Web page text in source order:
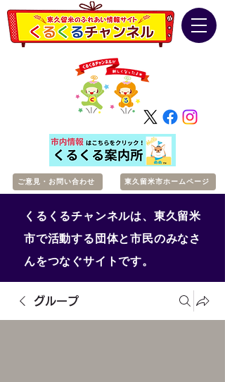
ご意見・お問い合わせ 東久留米市ホームページ
くるくるチャンネルは、東久留米
市で活動する団体と市民のみなさ
んをつなぐサイトです。
グループ